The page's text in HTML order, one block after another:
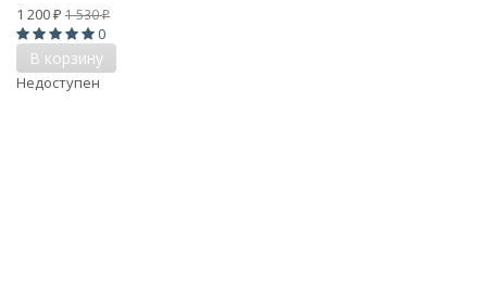
1 200 ₽ 1 530₽
0
В корзину
Недоступен